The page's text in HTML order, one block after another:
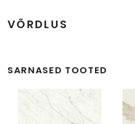
VÕRDLUS
Täisplaat
SARNASED TOOTED